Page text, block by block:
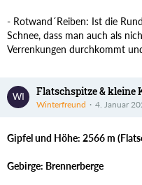
- Rotwand´Reiben: Ist die
Schnee, dass man auch als
Verrenkungen durchkommt
Flatschspitze & kleine
Winterfreund 4. Januar
Gipfel und Höhe: 2566 m
Gebirge: Brennerberge